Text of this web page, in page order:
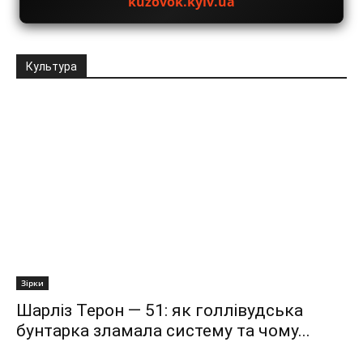
Культура
Зірки
Шарліз Терон — 51: як голлівудська
бунтарка зламала систему та чому...